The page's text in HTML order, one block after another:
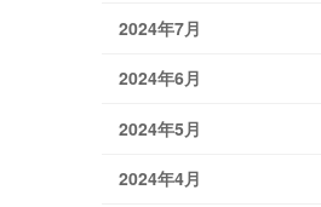
2024年7月
2024年6月
2024年5月
2024年4月